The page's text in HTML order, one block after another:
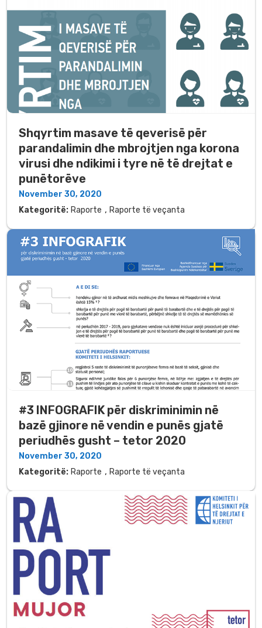
Shqyrtim masave të qeverisë për
parandalimin dhe mbrojtjen nga korona
virusi dhe ndikimi i tyre në të drejtat e
punëtorëve
November 30, 2020
Kategoritë: Raporte , Raporte të veçanta
#3 INFOGRAFIK për diskriminimin në
bazë gjinore në vendin e punës gjatë
periudhës gusht – tetor 2020
November 30, 2020
Kategoritë: Raporte , Raporte të veçanta